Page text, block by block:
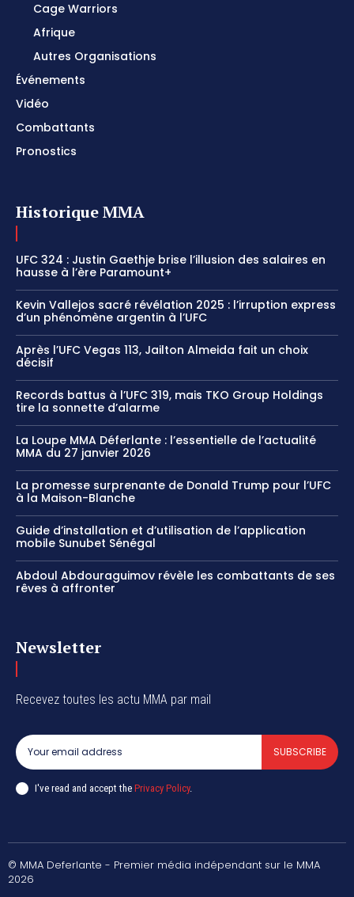
Cage Warriors
Afrique
Autres Organisations
Événements
Vidéo
Combattants
Pronostics
Historique MMA
UFC 324 : Justin Gaethje brise l’illusion des salaires en
hausse à l’ère Paramount+
Kevin Vallejos sacré révélation 2025 : l’irruption express
d’un phénomène argentin à l’UFC
Après l’UFC Vegas 113, Jailton Almeida fait un choix
décisif
Records battus à l’UFC 319, mais TKO Group Holdings
tire la sonnette d’alarme
La Loupe MMA Déferlante : l’essentielle de l’actualité
MMA du 27 janvier 2026
La promesse surprenante de Donald Trump pour l’UFC
à la Maison-Blanche
Guide d’installation et d’utilisation de l’application
mobile Sunubet Sénégal
Abdoul Abdouraguimov révèle les combattants de ses
rêves à affronter
Newsletter
Recevez toutes les actu MMA par mail
SUBSCRIBE
I've read and accept the Privacy Policy.
© MMA Deferlante - Premier média indépendant sur le MMA
2026